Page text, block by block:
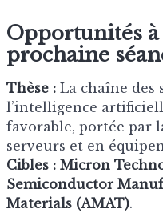
Opportunités
prochaine
Thèse : La chaîne des
l’intelligence
favorable, portée par
serveurs et en
Cibles : Micron
Semiconductor
Materials (AMAT).